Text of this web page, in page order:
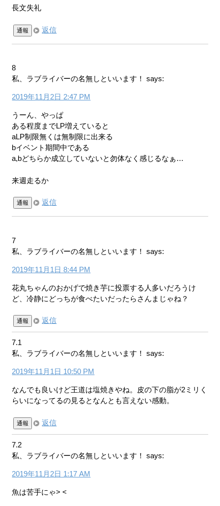
長文失礼
通報 返信
8
私、ラブライバーの名無しといいます！
says:
2019年11月2日 2:47 PM
うーん、やっぱ
ある程度までLP増えていると
aLP制限無くは無制限に出来る
bイベント期間中である
a,bどちらか成立していないと勿体なく感じるなぁ…
来週走るか
通報 返信
7
私、ラブライバーの名無しといいます！
says:
2019年11月1日 8:44 PM
花丸ちゃんのおかげで焼き芋に投票する人多いだろうけ
ど、冷静にどっちが食べたいだったらさんまじゃね？
通報 返信
7.1
私、ラブライバーの名無しといいます！
says:
2019年11月1日 10:50 PM
なんでも良いけど王道は塩焼きやね。皮の下の脂が2ミリく
らいになってるの見るとなんとも言えない感動。
通報 返信
7.2
私、ラブライバーの名無しといいます！
says:
2019年11月2日 1:17 AM
魚は苦手にゃ> <